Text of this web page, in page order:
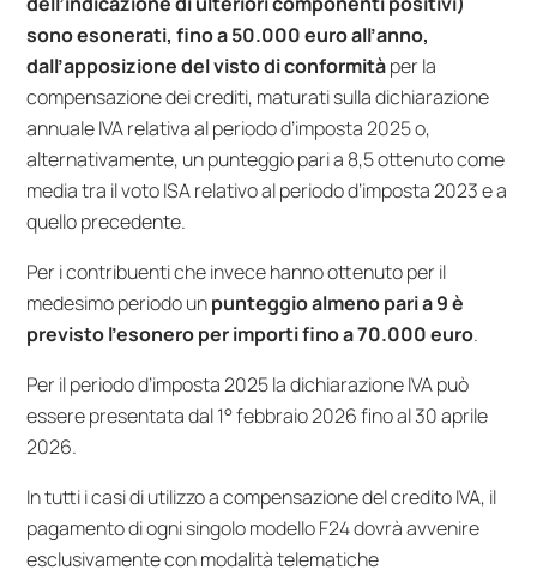
sono esonerati, fino a 50.000 euro all’anno,
dall’apposizione del visto di conformitàper la
compensazione dei crediti, maturati sulla dichiarazione
annuale IVA relativa al periodo d’imposta 2025 o,
alternativamente, un punteggio pari a 8,5 ottenuto come
media tra il voto ISA relativo al periodo d’imposta 2023 e a
quello precedente.
Per i contribuenti che invece hanno ottenuto per il
medesimo periodo unpunteggio almeno pari a 9 è
previsto l’esonero per importi fino a 70.000 euro.
Per il periodo d’imposta 2025 la dichiarazione IVA può
essere presentata dal 1° febbraio 2026 fino al 30 aprile
2026.
In tutti i casi di utilizzo a compensazione del credito IVA, il
pagamento di ogni singolo modello F24 dovrà avvenire
esclusivamente con modalità telematiche